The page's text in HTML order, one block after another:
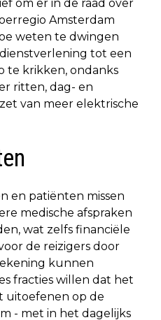
om er in de raad over
Amsterdam
weten te dwingen
tot een
te krikken, ondanks
ritten, dag- en
van meer elektrische
en patiënten missen
medische afspraken
wat zelfs financiële
de reizigers door
kunnen
fracties willen dat het
uitoefenen op de
- met in het dagelijks